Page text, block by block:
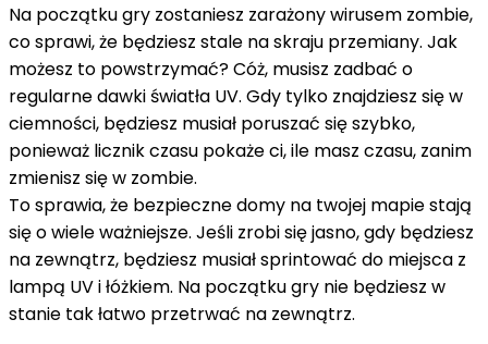
Na początku gry zostaniesz zarażony wirusem zombie,
co sprawi, że będziesz stale na skraju przemiany. Jak
możesz to powstrzymać? Cóż, musisz zadbać o
regularne dawki światła UV. Gdy tylko znajdziesz się w
ciemności, będziesz musiał poruszać się szybko,
ponieważ licznik czasu pokaże ci, ile masz czasu, zanim
zmienisz się w zombie.
To sprawia, że bezpieczne domy na twojej mapie stają
się o wiele ważniejsze. Jeśli zrobi się jasno, gdy będziesz
na zewnątrz, będziesz musiał sprintować do miejsca z
lampą UV i łóżkiem. Na początku gry nie będziesz w
stanie tak łatwo przetrwać na zewnątrz.